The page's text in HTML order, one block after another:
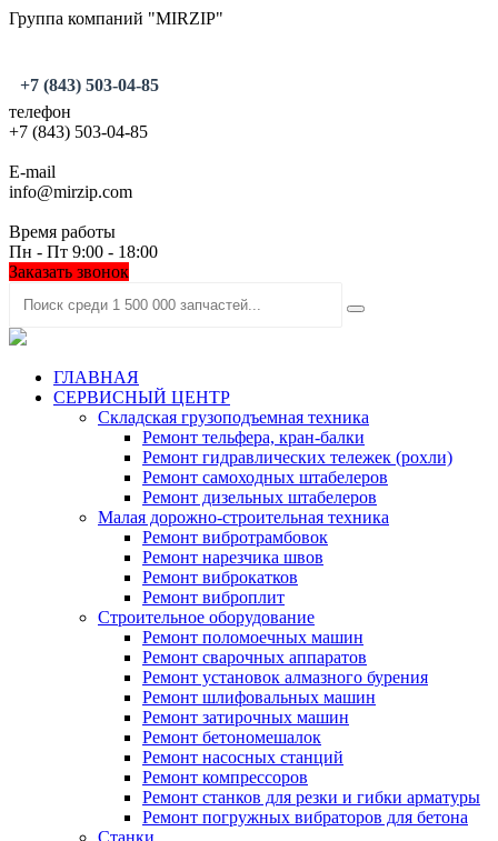
Группа компаний "MIRZIP"
+7 (843) 503-04-85
телефон
+7 (843) 503-04-85
E-mail
info@mirzip.com
Время работы
Пн - Пт 9:00 - 18:00
Заказать звонок
ГЛАВНАЯ
СЕРВИСНЫЙ ЦЕНТР
Складская грузоподъемная техника
Ремонт тельфера, кран-балки
Ремонт гидравлических тележек (рохли)
Ремонт самоходных штабелеров
Ремонт дизельных штабелеров
Малая дорожно-строительная техника
Ремонт вибротрамбовок
Ремонт нарезчика швов
Ремонт виброкатков
Ремонт виброплит
Строительное оборудование
Ремонт поломоечных машин
Ремонт сварочных аппаратов
Ремонт установок алмазного бурения
Ремонт шлифовальных машин
Ремонт затирочных машин
Ремонт бетономешалок
Ремонт насосных станций
Ремонт компрессоров
Ремонт станков для резки и гибки арматуры
Ремонт погружных вибраторов для бетона
Станки